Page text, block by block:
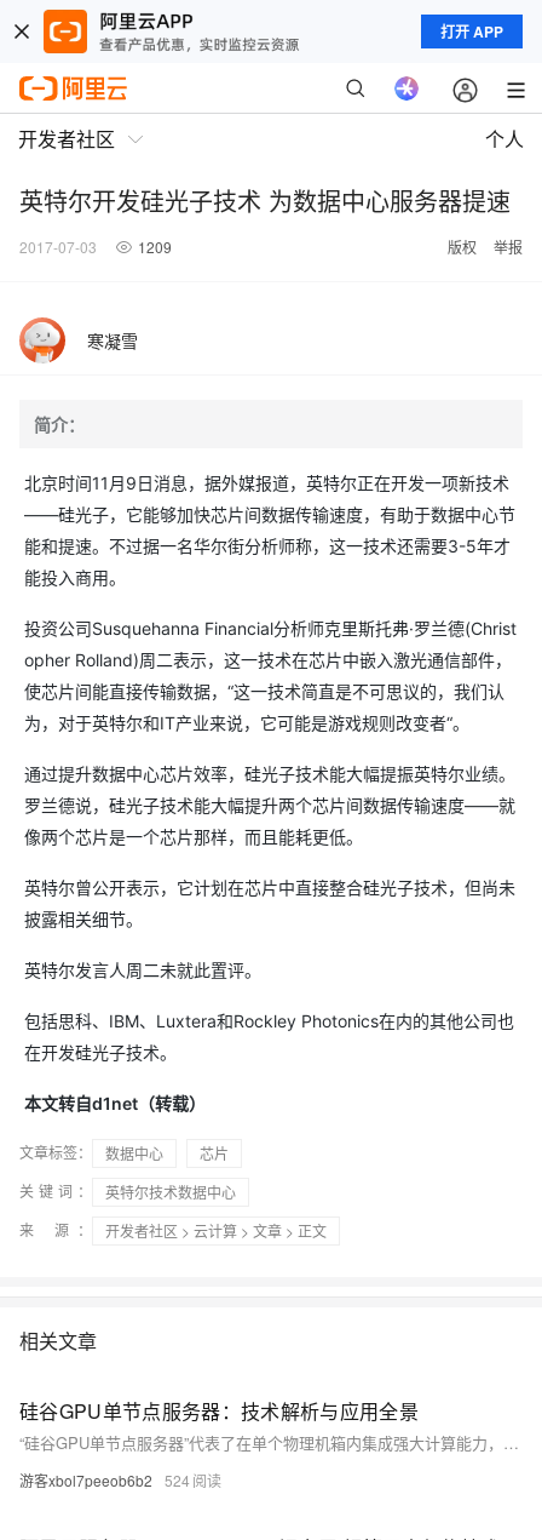
打开 APP
开发者社区 个人
英特尔开发硅光子技术 为数据中心服务器提速
2017-07-03 1209 版权 举报
寒凝雪
简介：
北京时间11月9日消息，据外媒报道，英特尔正在开发一项新技术
——硅光子，它能够加快芯片间数据传输速度，有助于数据中心节
能和提速。不过据一名华尔街分析师称，这一技术还需要3-5年才
能投入商用。
投资公司Susquehanna Financial分析师克里斯托弗·罗兰德(Christ
opher Rolland)周二表示，这一技术在芯片中嵌入激光通信部件，
使芯片间能直接传输数据，“这一技术简直是不可思议的，我们认
为，对于英特尔和IT产业来说，它可能是游戏规则改变者“。
通过提升数据中心芯片效率，硅光子技术能大幅提振英特尔业绩。
罗兰德说，硅光子技术能大幅提升两个芯片间数据传输速度——就
像两个芯片是一个芯片那样，而且能耗更低。
英特尔曾公开表示，它计划在芯片中直接整合硅光子技术，但尚未
披露相关细节。
英特尔发言人周二未就此置评。
包括思科、IBM、Luxtera和Rockley Photonics在内的其他公司也
在开发硅光子技术。
本文转自d1net（转载）
文章标签： 数据中心
芯片
关键词：
英特尔技术数据中心
来 源：
开发者社区 > 云计算 > 文章 > 正文
相关文章
硅谷GPU单节点服务器：技术解析与应用全景
“硅谷GPU单节点服务器”代表了在单个物理机箱内集成强大计算能力，特别是GPU加速能力的高性能计算解决方案。它们并非指代某个特定品牌，而是一类为处理密集型工作负载而设计的服务器范式的统称。
游客xbol7peeob6b2 524